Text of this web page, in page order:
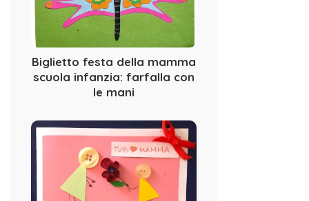
Biglietto festa della mamma
scuola infanzia: farfalla con
le mani